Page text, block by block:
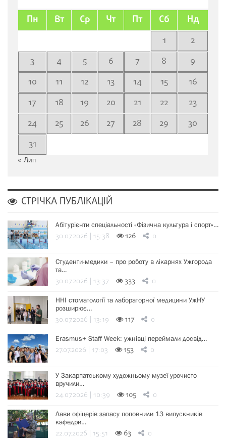
Пн Вт Ср Чт Пт Сб Нд
1
2
3
4 5 6 7 8
9
10
11 12 13 14 15
16
17
18 19 20 21 22
23
24
25 26 27 28 29
30
31
« Лип
СТРІЧКА ПУБЛІКАЦІЙ
Абітурієнти спеціальності «Фізична культура і спорт»…
30.07.2026 | 15:38 126 0
Студенти-медики – про роботу в лікарнях Ужгорода
та…
30.07.2026 | 13:37 333 0
ННІ стоматології та лабораторної медицини УжНУ
розширює…
30.07.2026 | 13:19 117 0
Erasmus+ Staff Week: ужнівці переймали досвід…
27.07.2026 | 17:03 153 0
У Закарпатському художньому музеї урочисто
вручили…
24.07.2026 | 10:39 105 0
Лави офіцерів запасу поповнили 13 випускників
кафедри…
22.07.2026 | 15:51 63 0